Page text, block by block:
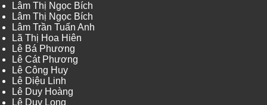
Lâm Thị Ngọc Bích
Lâm Thị Ngọc Bích
Lâm Trần Tuấn Anh
Lã Thị Hoa Hiên
Lê Bá Phương
Lê Cát Phương
Lê Công Huy
Lê Diệu Linh
Lê Duy Hoàng
Lê Duy Long